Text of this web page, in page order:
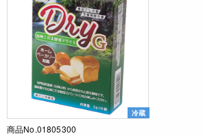
冷蔵
商品No.01805300